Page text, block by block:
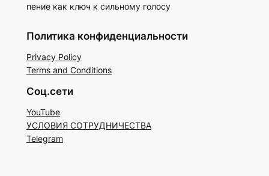
пение как ключ к сильному голосу
Политика конфиденциальности
Privacy Policy
Terms and Conditions
Соц.сети
YouTube
УСЛОВИЯ СОТРУДНИЧЕСТВА
Telegram